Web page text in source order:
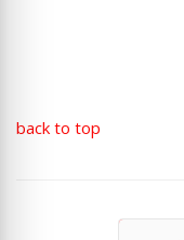
back to top